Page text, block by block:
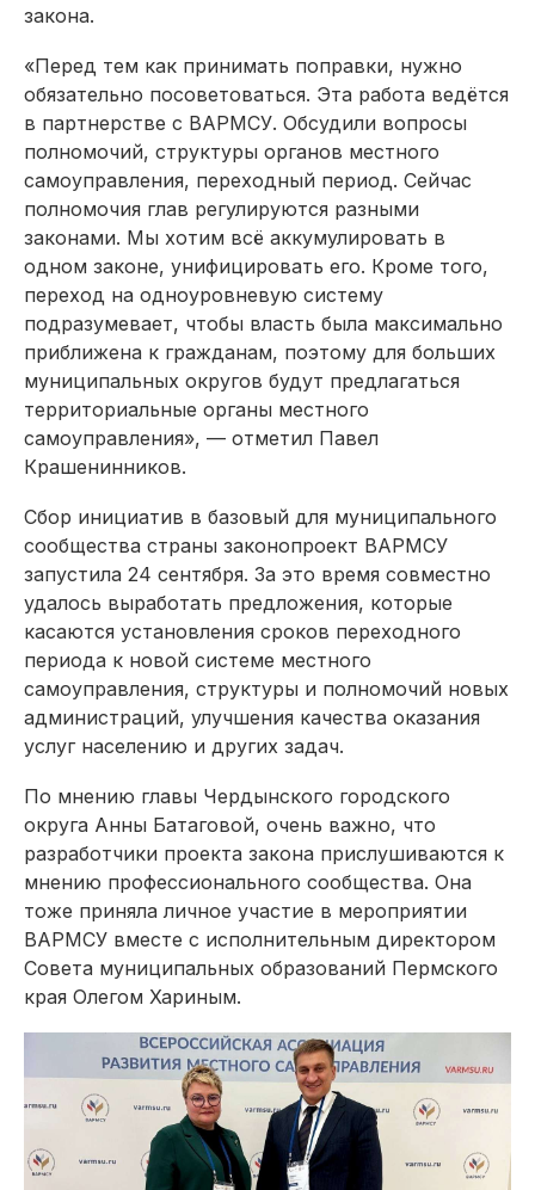
закона.
«Перед тем как принимать поправки, нужно
обязательно посоветоваться. Эта работа ведётся
в партнерстве с ВАРМСУ. Обсудили вопросы
полномочий, структуры органов местного
самоуправления, переходный период. Сейчас
полномочия глав регулируются разными
законами. Мы хотим всё аккумулировать в
одном законе, унифицировать его. Кроме того,
переход на одноуровневую систему
подразумевает, чтобы власть была максимально
приближена к гражданам, поэтому для больших
муниципальных округов будут предлагаться
территориальные органы местного
самоуправления», — отметил Павел
Крашенинников.
Сбор инициатив в базовый для муниципального
сообщества страны законопроект ВАРМСУ
запустила 24 сентября. За это время совместно
удалось выработать предложения, которые
касаются установления сроков переходного
периода к новой системе местного
самоуправления, структуры и полномочий новых
администраций, улучшения качества оказания
услуг населению и других задач.
По мнению главы Чердынского городского
округа Анны Батаговой, очень важно, что
разработчики проекта закона прислушиваются к
мнению профессионального сообщества. Она
тоже приняла личное участие в мероприятии
ВАРМСУ вместе с исполнительным директором
Совета муниципальных образований Пермского
края Олегом Хариным.